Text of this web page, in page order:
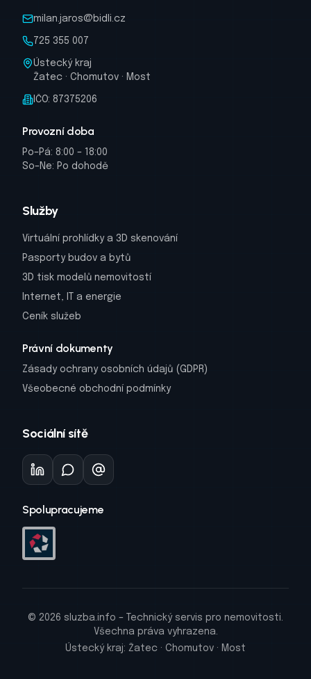
milan.jaros@bidli.cz
725 355 007
Ústecký kraj
Žatec · Chomutov · Most
IČO: 87375206
Provozní doba
Po–Pá: 8:00 – 18:00
So–Ne: Po dohodě
Služby
Virtuální prohlídky a 3D skenování
Pasporty budov a bytů
3D tisk modelů nemovitostí
Internet, IT a energie
Ceník služeb
Právní dokumenty
Zásady ochrany osobních údajů (GDPR)
Všeobecné obchodní podmínky
Sociální sítě
Spolupracujeme
© 2026 sluzba.info – Technický servis pro nemovitosti.
Všechna práva vyhrazena.
Ústecký kraj: Žatec · Chomutov · Most